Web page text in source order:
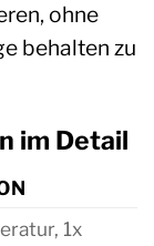
ohne
behalten zu
im Detail
1x